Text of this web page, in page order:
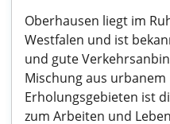
Oberhausen liegt im
Westfalen und ist
und gute
Mischung aus
Erholungsgebieten ist
zum Arbeiten und